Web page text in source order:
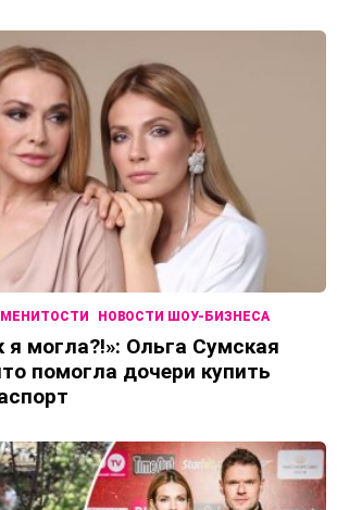
НОВОСТИ ШОУ-БИЗНЕСА
я могла?!»: Ольга Сумская
помогла дочери купить